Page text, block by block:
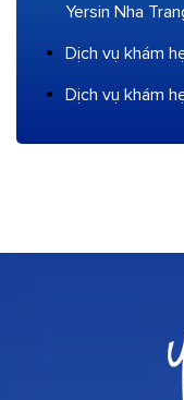
Yersin Nha
Dịch vụ khám
Dịch vụ khám